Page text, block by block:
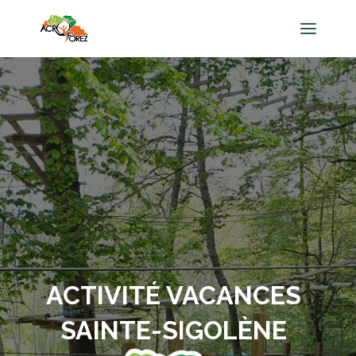
ACTIVITÉ VACANCES
SAINTE-SIGOLÈNE